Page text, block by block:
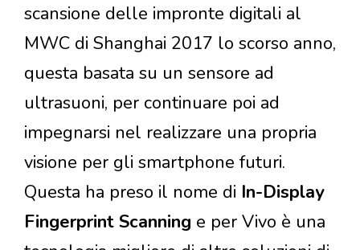
scansione delle impronte digitali al
MWC di Shanghai 2017 lo scorso anno,
questa basata su un sensore ad
ultrasuoni, per continuare poi ad
impegnarsi nel realizzare una propria
visione per gli smartphone futuri.
Questa ha preso il nome di In-Display
Fingerprint Scanning e per Vivo è una